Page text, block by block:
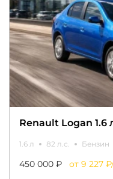
Renault Logan 1.6
1.6 л 82 л.с. Бензин
450 000 ₽ от 9 227